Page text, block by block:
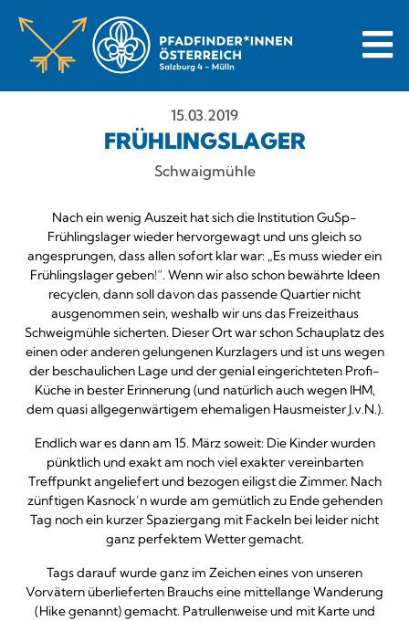
15.03.2019
FRÜHLINGSLAGER
Schwaigmühle
Nach ein wenig Auszeit hat sich die Institution GuSp-
Frühlingslager wieder hervorgewagt und uns gleich so
angesprungen, dass allen sofort klar war: „Es muss wieder ein
Frühlingslager geben!“. Wenn wir also schon bewährte Ideen
recyclen, dann soll davon das passende Quartier nicht
ausgenommen sein, weshalb wir uns das Freizeithaus
Schweigmühle sicherten. Dieser Ort war schon Schauplatz des
einen oder anderen gelungenen Kurzlagers und ist uns wegen
der beschaulichen Lage und der genial eingerichteten Profi-
Küche in bester Erinnerung (und natürlich auch wegen IHM,
dem quasi allgegenwärtigem ehemaligen Hausmeister J.v.N.).
Endlich war es dann am 15. März soweit: Die Kinder wurden
pünktlich und exakt am noch viel exakter vereinbarten
Treffpunkt angeliefert und bezogen eiligst die Zimmer. Nach
zünftigen Kasnock’n wurde am gemütlich zu Ende gehenden
Tag noch ein kurzer Spaziergang mit Fackeln bei leider nicht
ganz perfektem Wetter gemacht.
Tags darauf wurde ganz im Zeichen eines von unseren
Vorvätern überlieferten Brauchs eine mittellange Wanderung
(Hike genannt) gemacht. Patrullenweise und mit Karte und